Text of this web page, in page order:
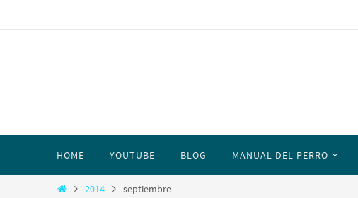
HOME YOUTUBE BLOG MANUAL DEL PERRO
2014 septiembre